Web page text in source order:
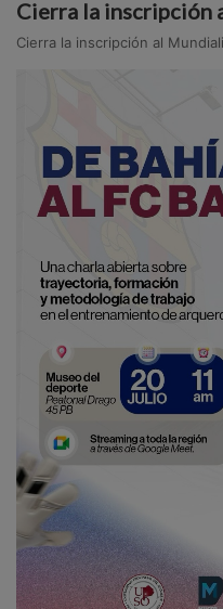
Cierra la inscripción
Cierra la inscripción al